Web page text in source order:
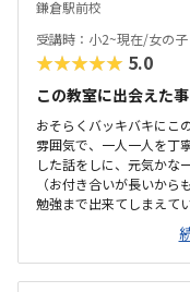
鎌倉駅前校
受講時：小2~現在/女の子
★★★★★ 5.0
この教室に出会えた
おそらくバッキバキにこ
雰囲気で、一人一人を丁
した話をしに、元気かな
（お付き合いが長いか
勉強まで出来てしまえて
いて驚きます。ほぼ駅前
り、大変通わせ易いです
大きな窓が無いのが惜し
い習い事ですが、合う子